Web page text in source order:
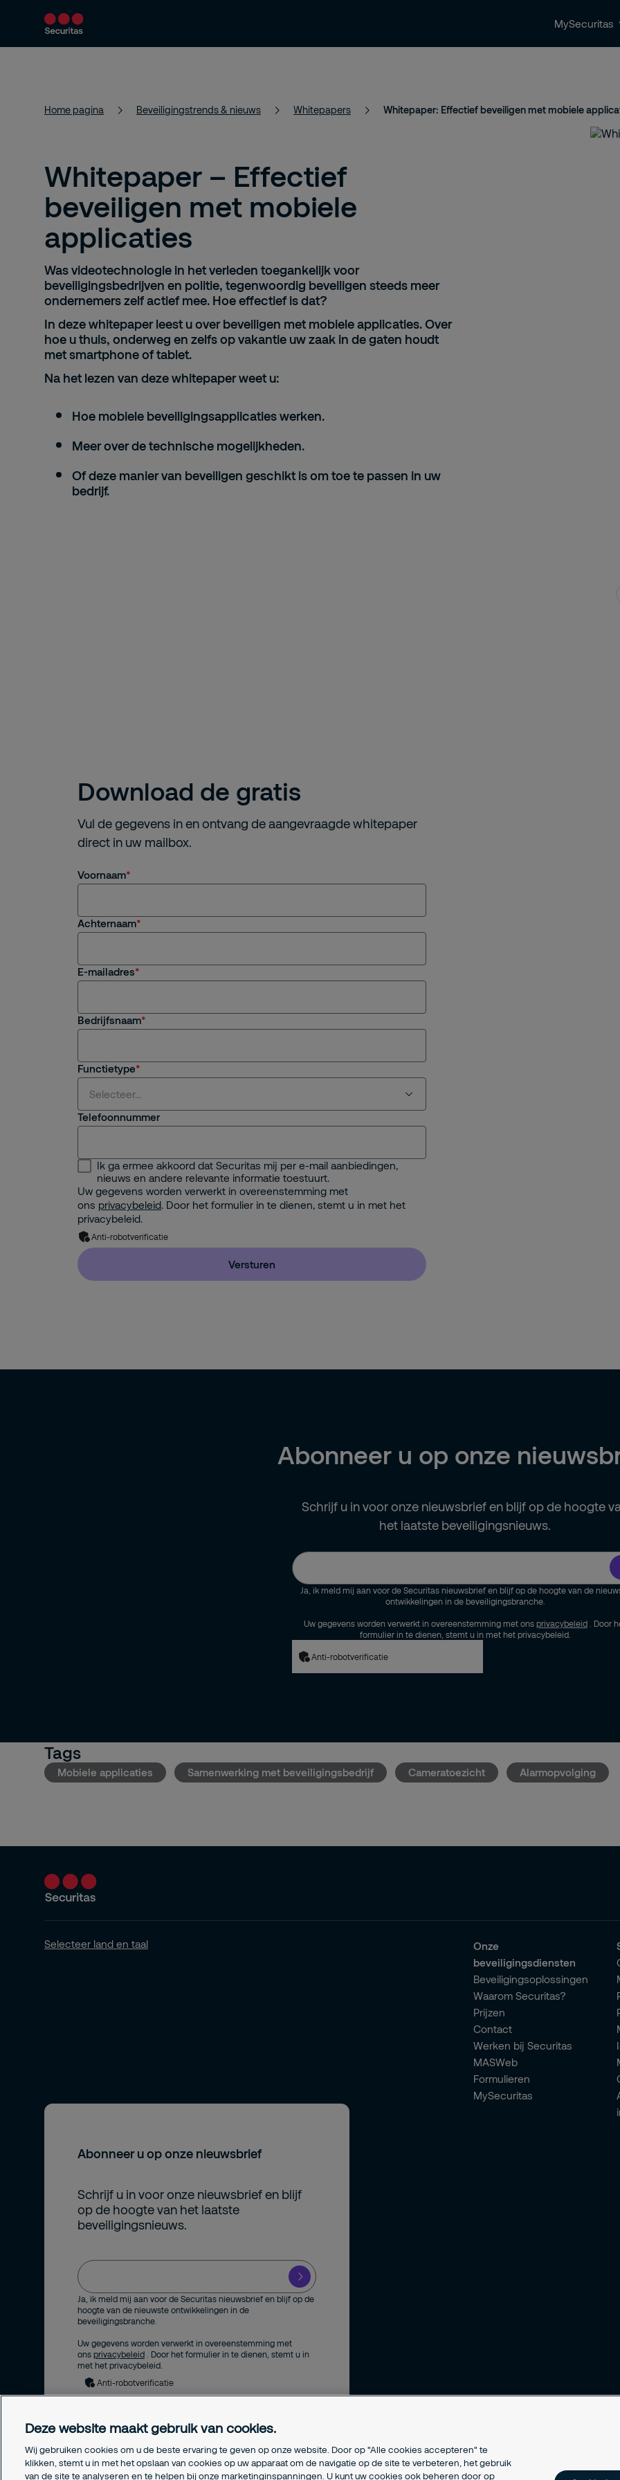
MySecuritas
Producten en diensten Beveiligingsoplossingen Beveiligingstrends & nieuws Contact
Home pagina Beveiligingstrends & nieuws Whitepapers Whitepaper: Effectief beveiligen met mobiele
Whitepaper – Effectief
beveiligen met mobiele
applicaties
Was videotechnologie in het verleden toegankelijk voor
beveiligingsbedrijven en politie, tegenwoordig beveiligen steeds meer
ondernemers zelf actief mee. Hoe effectief is dat?
In deze whitepaper leest u over beveiligen met mobiele applicaties. Over
hoe u thuis, onderweg en zelfs op vakantie uw zaak in de gaten houdt
met smartphone of tablet.
Na het lezen van deze whitepaper weet u:
Hoe mobiele beveiligingsapplicatieswerken.
Meer over detechnische mogelijkheden.
Of deze manier van beveiligen geschikt is om toe te passen in uw
bedrijf.
Download de gratis
Vul de gegevens in en ontvang de aangevraagde whitepaper
direct in uw mailbox.
Voornaam
Achternaam
E-mailadres
Bedrijfsnaam
Functietype
Selecteer...
Security Management
Facility Management
Telefoonnummer
Ik ga ermee akkoord dat Securitas mij per e-mail aanbiedingen,
nieuws en andere relevante informatie toestuurt.
Uw gegevens worden verwerkt in overeenstemming met
ons privacybeleid. Door het formulier in te dienen, stemt u in met het
privacybeleid.
Anti-robotverificatie
Versturen
Abonneer u op onze
Schrijf u in voor onze nieuwsbrief en blijf op de hoogte
het laatste beveiligingsnieuws.
Ja, ik meld mij aan voor de Securitas nieuwsbrief en blijf op de hoogte van de
ontwikkelingen in de beveiligingsbranche.
Uw gegevens worden verwerkt in overeenstemming met ons privacybeleid
. Door
formulier in te dienen, stemt u in met het privacybeleid.
Anti-robotverificatie
Tags
Mobiele applicaties Samenwerking met beveiligingsbedrijf Cameratoezicht Alarmopvolging
Selecteer land en taal
Abonneer u op onze nieuwsbrief
Schrijf u in voor onze nieuwsbrief en blijf
op de hoogte van het laatste
beveiligingsnieuws.
Ja, ik meld mij aan voor de Securitas nieuwsbrief en blijf op de
hoogte van de nieuwste ontwikkelingen in de
beveiligingsbranche.
Uw gegevens worden verwerkt in overeenstemming met
ons privacybeleid
. Door het formulier in te dienen, stemt u in
met het privacybeleid.
Anti-robotverificatie
Onze
beveiligingsdiensten
Beveiligingsoplossingen
Waarom Securitas?
Prijzen
Contact
Werken bij Securitas
MASWeb
Formulieren
MySecuritas
Deze website maakt gebruik van cookies.
Wij gebruiken cookies om u de beste ervaring te geven op onze website. Door op "Alle cookies accepteren" te
klikken, stemt u in met het opslaan van cookies op uw apparaat om de navigatie op de site te verbeteren, het gebruik
van de site te analyseren en te helpen bij onze marketinginspanningen. U kunt uw cookies ook beheren door op